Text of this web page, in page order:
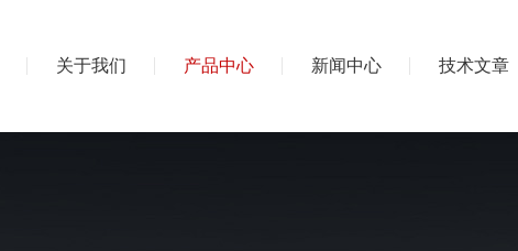
关于我们 产品中心 新闻中心 技术文章